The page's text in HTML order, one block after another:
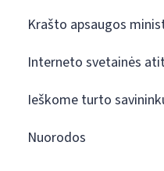
Krašto apsaugos
Interneto svetainės
Ieškome turto
Nuorodos